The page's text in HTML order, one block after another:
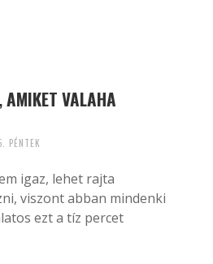
AMIKET VALAHA
PÉNTEK
igaz, lehet rajta
viszont abban mindenki
ezt a tíz percet